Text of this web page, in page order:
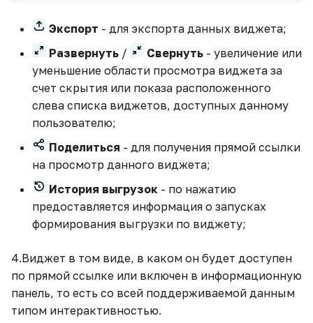
"Карта"
Примеры использования
переменных
Пример использования
ETL-блока "Декоратор"
Пример расчета разных
агрегатов на разных
уровнях группировки
Пример создания гео-
Простая установка
Jupyter Notebook
Экспорт - для экспорта данных виджета;
Развернуть / Свернуть - увеличение или
уменьшение области просмотра виджета за
счет скрытия или показа расположенного
слева списка виджетов, доступных данному
пользователю;
Поделиться - для получения прямой ссылки
на просмотр данного виджета;
История выгрузок - по нажатию
предоставляется информация о запусках
формирования выгрузки по виджету;
4.Виджет в том виде, в каком он будет доступен
по прямой ссылке или включен в информационную
панель, то есть со всей поддерживаемой данным
типом интерактивностью.